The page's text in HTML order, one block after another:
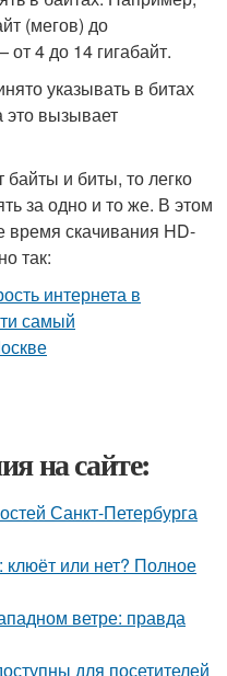
(мегов) до
от 4 до 14 гигабайт.
указывать в битах
это вызывает
байты и биты, то легко
за одно и то же. В этом
время скачивания HD-
так:
на сайте:
Санкт-Петербурга
клюёт или нет? Полное
ветре: правда
для посетителей